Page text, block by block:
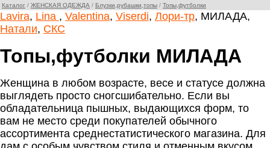
Каталог / ЖЕНСКАЯ ОДЕЖДА / Блузки,рубашки,топы / Топы,футболки
Lavira, Lina , Valentina, Viserdi, Лори-тр, МИЛАДА,
Натали, СКС
Топы,футболки МИЛАДА
Женщина в любом возрасте, весе и статусе должна
выглядеть просто сногсшибательно. Если вы
обладательница пышных, выдающихся форм, то
вам не место среди покупателей обычного
ассортимента среднестатистического магазина. Для